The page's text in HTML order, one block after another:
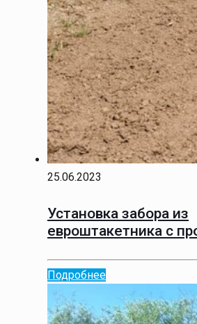
25.06.2023
Установка забора из
евроштакетника с
Подробнее